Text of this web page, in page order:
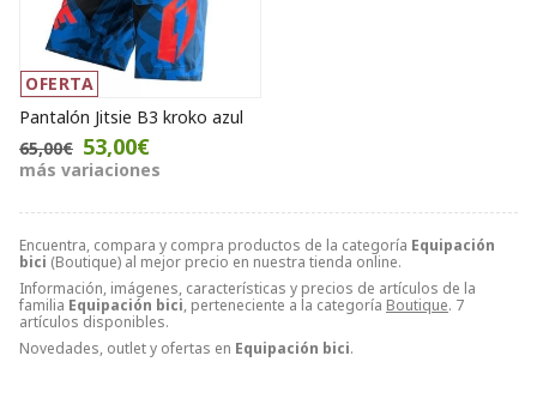
Encuentra, compara y compra productos de la categoría Equipación
bici (Boutique) al mejor precio en nuestra tienda online.
Información, imágenes, características y precios de artículos de la
familia Equipación bici, perteneciente a la categoría Boutique. 7
artículos disponibles.
Novedades, outlet y ofertas en Equipación bici.
OFERTA
Pantalón Jitsie B3 kroko azul
65,00€ 53,00€
más variaciones